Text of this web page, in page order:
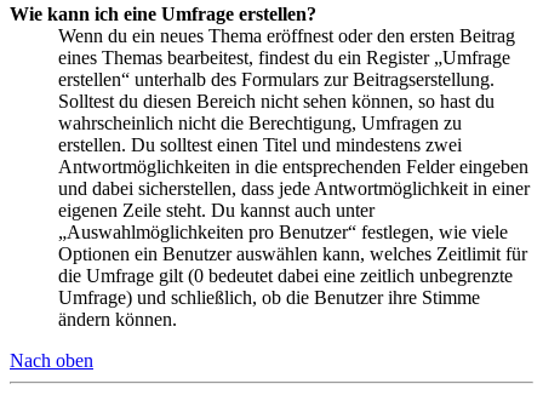
Wie kann ich eine Umfrage erstellen?
Wenn du ein neues Thema eröffnest oder den ersten Beitrag
eines Themas bearbeitest, findest du ein Register „Umfrage
erstellen“ unterhalb des Formulars zur Beitragserstellung.
Solltest du diesen Bereich nicht sehen können, so hast du
wahrscheinlich nicht die Berechtigung, Umfragen zu
erstellen. Du solltest einen Titel und mindestens zwei
Antwortmöglichkeiten in die entsprechenden Felder eingeben
und dabei sicherstellen, dass jede Antwortmöglichkeit in einer
eigenen Zeile steht. Du kannst auch unter
„Auswahlmöglichkeiten pro Benutzer“ festlegen, wie viele
Optionen ein Benutzer auswählen kann, welches Zeitlimit für
die Umfrage gilt (0 bedeutet dabei eine zeitlich unbegrenzte
Umfrage) und schließlich, ob die Benutzer ihre Stimme
ändern können.
Nach oben